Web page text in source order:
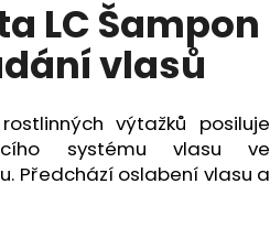
LC Šampon
vlasů
výtažků posiluje
systému vlasu ve
Předchází oslabení vlasu a
Následující